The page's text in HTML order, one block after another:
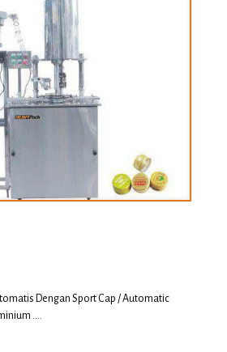
Dengan Sport Cap / Automatic
....